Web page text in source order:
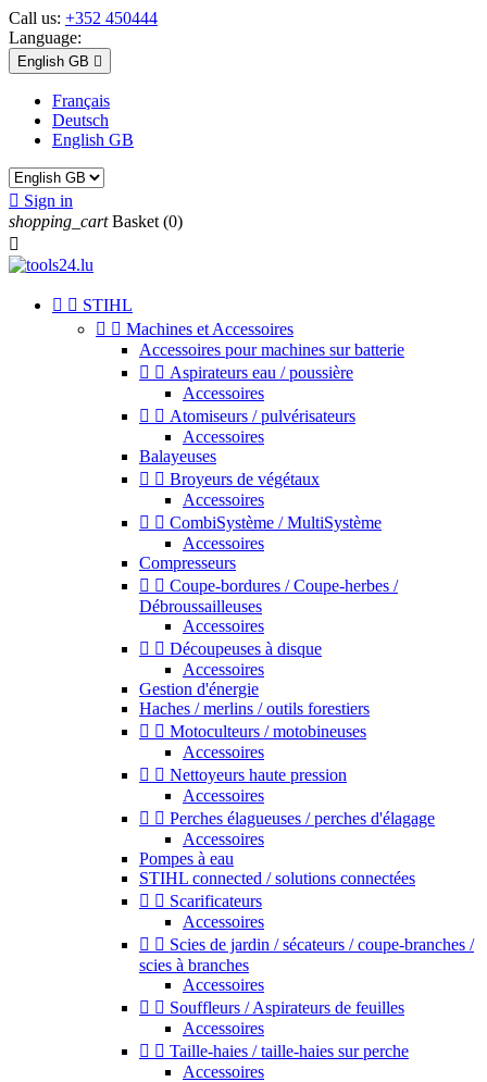
Call us: +352 450444
Language:
English GB 
Français
Deutsch
English GB
 Sign in
shopping_cart Basket (0)

  STIHL
  Machines et Accessoires
Accessoires pour machines sur batterie
  Aspirateurs eau / poussière
Accessoires
  Atomiseurs / pulvérisateurs
Accessoires
Balayeuses
  Broyeurs de végétaux
Accessoires
  CombiSystème / MultiSystème
Accessoires
Compresseurs
  Coupe-bordures / Coupe-herbes /
Débroussailleuses
Accessoires
  Découpeuses à disque
Accessoires
Gestion d'énergie
Haches / merlins / outils forestiers
  Motoculteurs / motobineuses
Accessoires
  Nettoyeurs haute pression
Accessoires
  Perches élagueuses / perches d'élagage
Accessoires
Pompes à eau
STIHL connected / solutions connectées
  Scarificateurs
Accessoires
  Scies de jardin / sécateurs / coupe-branches /
scies à branches
Accessoires
  Souffleurs / Aspirateurs de feuilles
Accessoires
  Taille-haies / taille-haies sur perche
Accessoires